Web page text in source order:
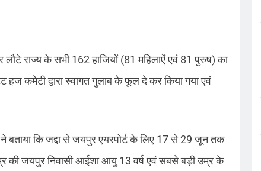
राज्य के सभी 162 हाजियों (81 महिलाऐं एवं 81 पुरुष) का
हज कमेटी द्वारा स्वागत गुलाब के फूल दे कर किया गया एवं
बताया कि ज‌द्दा से जयपुर एयरपोर्ट के लिए 17 से 29 जून तक
की जयपुर निवासी आईशा आयु 13 वर्ष एवं सबसे बड़ी उम्र के